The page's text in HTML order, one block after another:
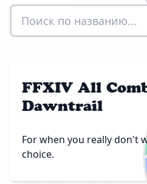
FFXIV All
Dawntrail
For when you really don't
choice.